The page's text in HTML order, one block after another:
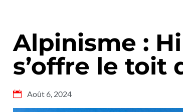
Alpinisme :
s’offre le toit
Août 6, 2024